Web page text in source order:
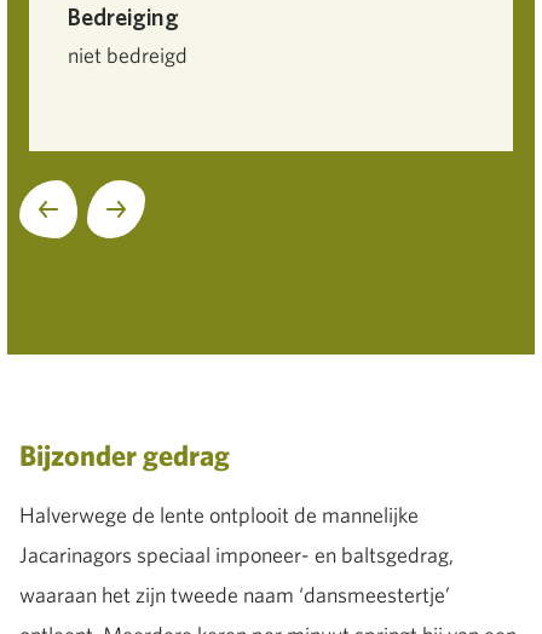
Bedreiging
niet bedreigd
Volgende
Bijzonder gedrag
Halverwege de lente ontplooit de mannelijke
Jacarinagors speciaal imponeer- en baltsgedrag,
waaraan het zijn tweede naam ‘dansmeestertje’